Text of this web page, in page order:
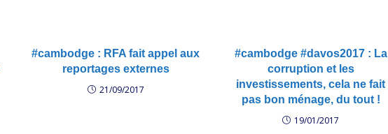
#cambodge : RFA fait appel aux
reportages externes
21/09/2017
#cambodge #davos2017 : La
corruption et les
investissements, cela ne fait
pas bon ménage, du tout !
19/01/2017